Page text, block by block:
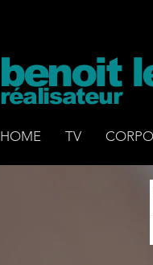
benoit
réalisateur
HOME TV